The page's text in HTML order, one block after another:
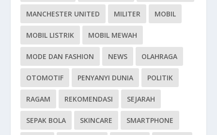
MANCHESTER UNITED MILITER MOBIL
MOBIL LISTRIK MOBIL MEWAH
MODE DAN FASHION NEWS OLAHRAGA
OTOMOTIF PENYANYI DUNIA POLITIK
RAGAM REKOMENDASI SEJARAH
SEPAK BOLA SKINCARE SMARTPHONE